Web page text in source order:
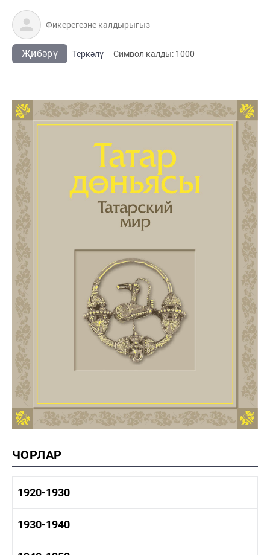
Җибәрү Теркәлү Cимвол калды: 1000
ЧОРЛАР
1920-1930
1920-1930 тарих
1930-1940